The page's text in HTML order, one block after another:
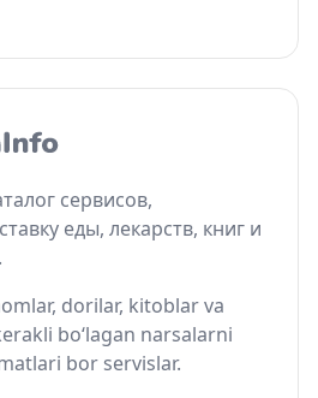
сервисов,
еды, лекарств, книг и
dorilar, kitoblar va
bo‘lagan narsalarni
bor servislar.